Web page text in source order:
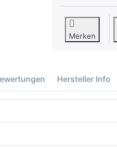
Merken
Hersteller Info